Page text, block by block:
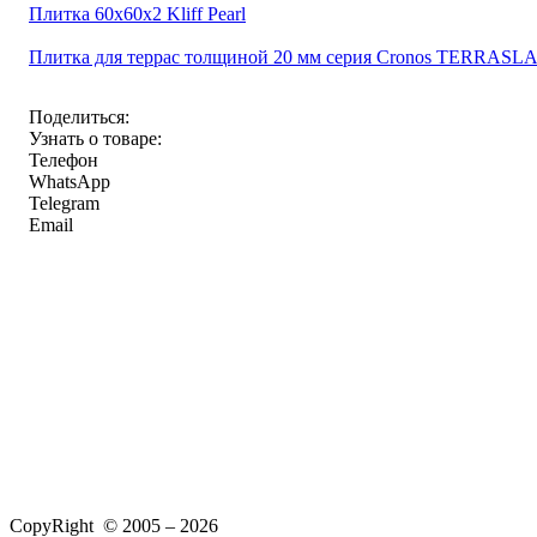
Плитка 60x60x2 Kliff Pearl
Плитка для террас толщиной 20 мм серия Cronos
Поделиться:
Узнать о товаре:
Телефон
WhatsApp
Telegram
Email
CopyRight © 2005 – 2026